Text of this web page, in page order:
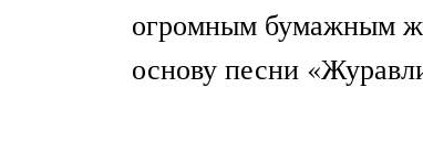
огромным бумажным
основу песни